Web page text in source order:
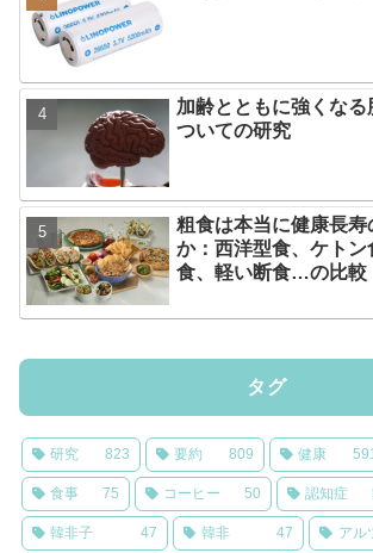
加齢とともに強くなる
ついての研究
粗食は本当に健康長寿
か：西洋型食、ケトン
食、軽い断食…の比較
タグ
研究 823 要約 809 健康
食事 75 コーヒー 50 認知症
韓非子 47 韓非 47 アル